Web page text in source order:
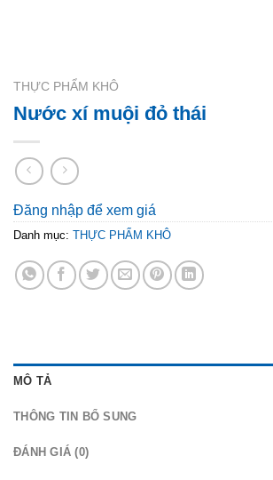
THỰC PHẨM KHÔ
Nước xí muội đỏ thái
Đăng nhập để xem giá
Danh mục: THỰC PHẨM KHÔ
MÔ TẢ
THÔNG TIN BỔ SUNG
ĐÁNH GIÁ (0)